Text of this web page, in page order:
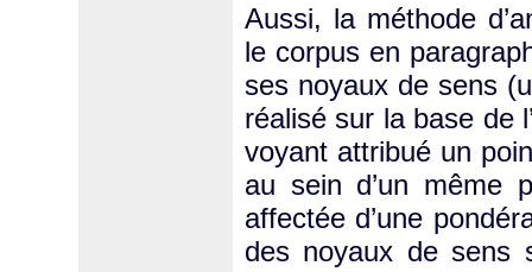
Aussi, la méthode
le corpus en
ses noyaux de sens
réalisé sur la base de
voyant attribué un
au sein d’un même
affectée d’une
des noyaux de sens